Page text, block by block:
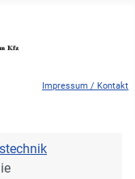
Impressum / Kontakt